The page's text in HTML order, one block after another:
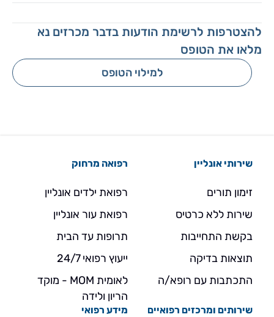
להצטרפות לרשימת הודעות בדבר מכרזים נא
מלאו את הטופס
למילוי הטופס
שירותי אונליין
זימון תורים
שירות ללא כרטיס
בקשת התחייבות
תוצאות בדיקה
התכתבות עם רופא/ה
רפואה מרחוק
רפואת ילדים אונליין
רפואת עור אונליין
תרופות עד הבית
ייעוץ רפואי 24/7
לאומית MOM - מוקד
הריון ולידה
שירותים ומרכזים רפואיים מידע רפואי